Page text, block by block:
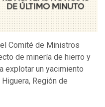
Comité de Ministros
de minería de hierro y
explotar un yacimiento
Región de